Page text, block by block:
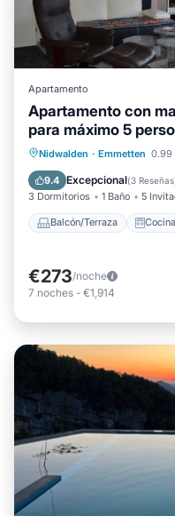
Apartamento
Apartamento con
para máximo 5
Nidwalden · Emmetten 0.99
9.4 Excepcional(3 Reseñas
3 Dormitorios 1 Baño 5
Balcón/Terraza Cocina
Balcón/Terraza
Apto para niños
€273/noche
7 noches - €1,914